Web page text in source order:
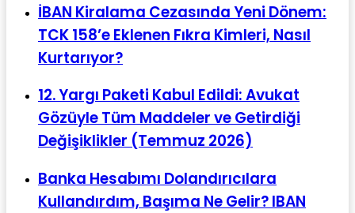
İBAN Kiralama Cezasında Yeni Dönem:
TCK 158’e Eklenen Fıkra Kimleri, Nasıl
Kurtarıyor?
12. Yargı Paketi Kabul Edildi: Avukat
Gözüyle Tüm Maddeler ve Getirdiği
Değişiklikler (Temmuz 2026)
Banka Hesabımı Dolandırıcılara
Kullandırdım, Başıma Ne Gelir? IBAN